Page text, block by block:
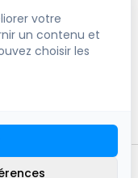
6G5, Canada
votre
un contenu et
choisir les